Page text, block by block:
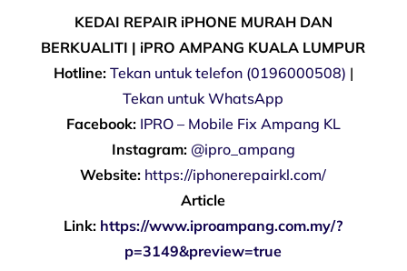
KEDAI REPAIR iPHONE MURAH DAN
BERKUALITI | iPRO AMPANG KUALA LUMPUR
Hotline: Tekan untuk telefon (0196000508) |
Tekan untuk WhatsApp
Facebook: IPRO – Mobile Fix Ampang KL
Instagram: @ipro_ampang
Website: https://iphonerepairkl.com/
Article
Link: https://www.iproampang.com.my/?
p=3149&preview=true